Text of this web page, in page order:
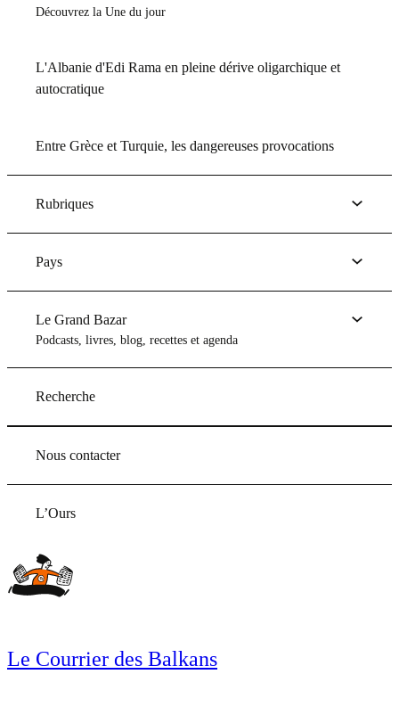
Découvrez la Une du jour
L'Albanie d'Edi Rama en pleine dérive oligarchique et
autocratique
Entre Grèce et Turquie, les dangereuses provocations
Rubriques
Pays
Le Grand Bazar
Podcasts, livres, blog, recettes et agenda
Recherche
Nous contacter
L’Ours
Le Courrier des Balkans